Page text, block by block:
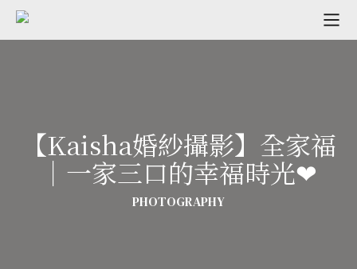
【Kaisha婚紗攝影】全家福
｜一家三口的幸福時光❤
PHOTOGRAPHY